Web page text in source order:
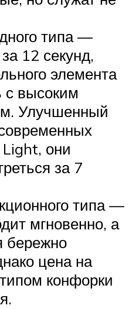
типа —
12 секунд,
элемента
с высоким
Улучшенный
они
за 7
типа —
мгновенно, а
бережно
цена на
конфорки